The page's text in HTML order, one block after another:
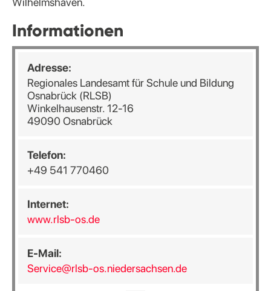
Informationen
Adresse:
Regionales Landesamt für Schule und Bildung
Osnabrück (RLSB)
Winkelhausenstr. 12-16
49090 Osnabrück
Telefon:
+49 541 770460
Internet:
www.rlsb-os.de
E-Mail:
Service@rlsb-os.niedersachsen.de